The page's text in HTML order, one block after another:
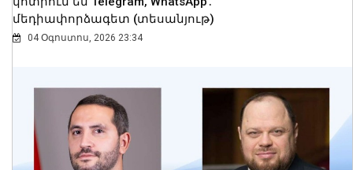
Երևանում մեկ օրում պահպանվող
մեդիափորձագետ (տեսանյութ)
04 Օգոստոս, 2026 23:34